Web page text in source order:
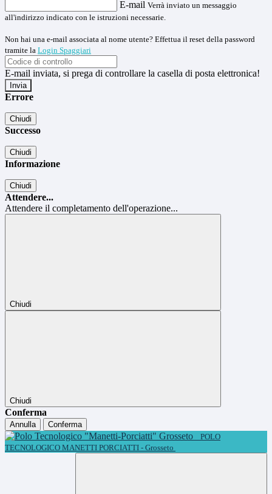
E-mail Verrà inviato un messaggio
all'indirizzo indicato con le istruzioni necessarie.
Non hai una e-mail associata al nome utente? Effettua il reset della password
tramite la Login Spaggiari
E-mail inviata, si prega di controllare la casella di posta elettronica!
Errore
Chiudi
Successo
Chiudi
Informazione
Chiudi
Attendere...
Attendere il completamento dell'operazione...
Chiudi
Chiudi
Conferma
Annulla
Conferma
POLO
TECNOLOGICO MANETTI PORCIATTI - Grosseto